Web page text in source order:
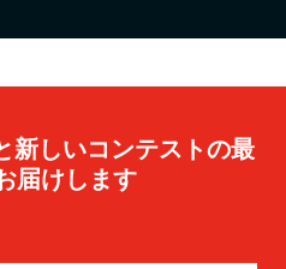
しいコンテストの最
届けします